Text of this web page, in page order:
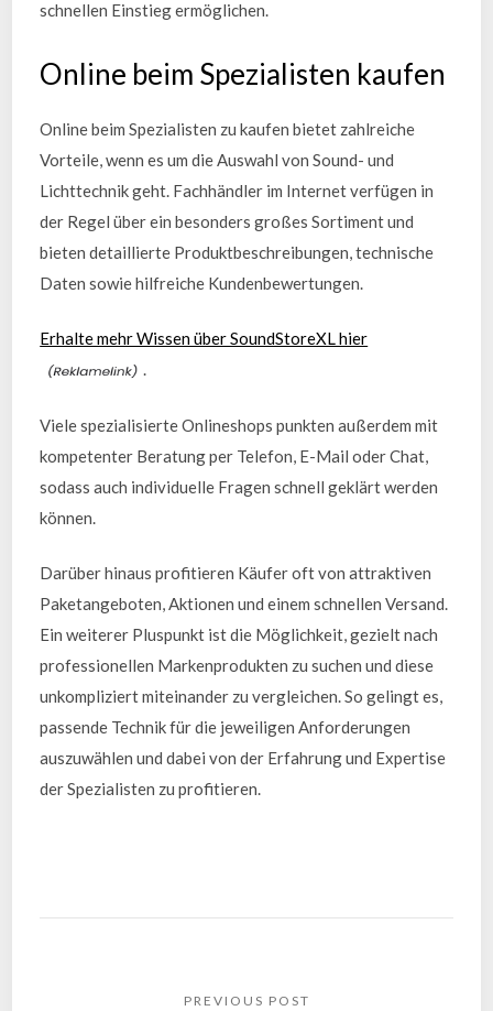
schnellen Einstieg ermöglichen.
Online beim Spezialisten kaufen
Online beim Spezialisten zu kaufen bietet zahlreiche
Vorteile, wenn es um die Auswahl von Sound- und
Lichttechnik geht. Fachhändler im Internet verfügen in
der Regel über ein besonders großes Sortiment und
bieten detaillierte Produktbeschreibungen, technische
Daten sowie hilfreiche Kundenbewertungen.
Erhalte mehr Wissen über SoundStoreXL hier
.
Viele spezialisierte Onlineshops punkten außerdem mit
kompetenter Beratung per Telefon, E-Mail oder Chat,
sodass auch individuelle Fragen schnell geklärt werden
können.
Darüber hinaus profitieren Käufer oft von attraktiven
Paketangeboten, Aktionen und einem schnellen Versand.
Ein weiterer Pluspunkt ist die Möglichkeit, gezielt nach
professionellen Markenprodukten zu suchen und diese
unkompliziert miteinander zu vergleichen. So gelingt es,
passende Technik für die jeweiligen Anforderungen
auszuwählen und dabei von der Erfahrung und Expertise
der Spezialisten zu profitieren.